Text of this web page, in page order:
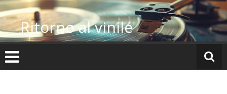
Vai
al
contenutoRitorno al vinile